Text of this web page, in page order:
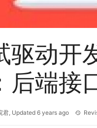
驱动开
后端
君, Updated 6 years ago